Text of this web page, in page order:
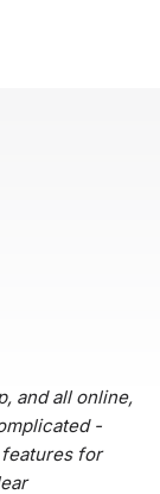
and all online,
-
features for